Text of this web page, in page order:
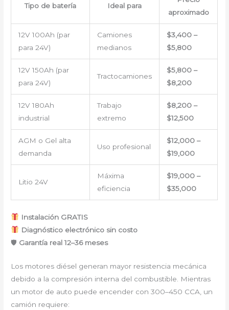
Tipo de batería Ideal para
aproximado
12V 100Ah (par
para 24V)
Camiones
medianos
$3,400 –
$5,800
12V 150Ah (par
para 24V)
Tractocamiones
$5,800 –
$8,200
12V 180Ah
industrial
Trabajo
extremo
$8,200 –
$12,500
AGM o Gel alta
demanda
Uso profesional
$12,000 –
$19,000
Litio 24V
Máxima
eficiencia
$19,000 –
$35,000
Instalación GRATIS
Diagnóstico electrónico sin costo
🛡 Garantía real 12–36 meses
Los motores diésel generan mayor resistencia mecánica
debido a la compresión interna del combustible. Mientras
un motor de auto puede encender con 300–450 CCA, un
camión requiere: